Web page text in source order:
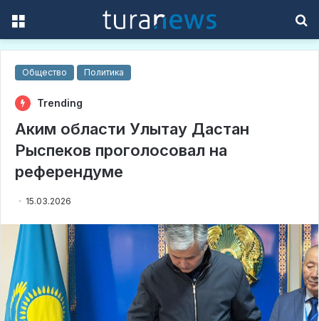
Общество Политика
Trending
Аким области Улытау Дастан
Рыспеков проголосовал на
референдуме
15.03.2026